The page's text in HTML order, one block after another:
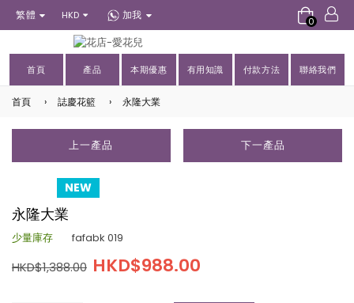
繁體 HKD 加我 0
首頁 產品 本期優惠 有用知識 付款方法 聯絡我們
首頁 › 誌慶花籃 › 永隆大業
上一產品 下一產品
NEW
永隆大業
少量庫存 fafabk 019
HKD$1,388.00 HKD$988.00